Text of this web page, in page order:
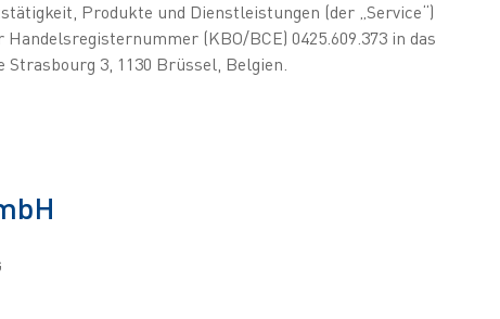
Produkte und Dienstleistungen (der „Service“)
(KBO/BCE) 0425.609.373 in das
3, 1130 Brüssel, Belgien.